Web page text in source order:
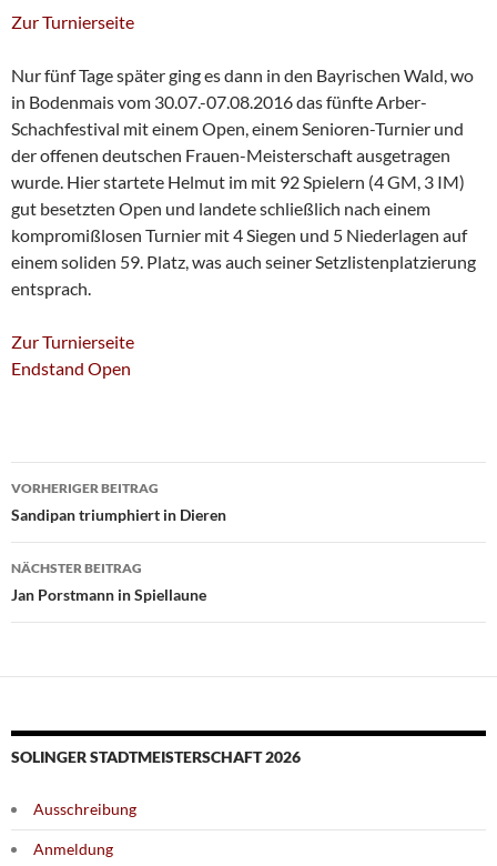
Zur Turnierseite
Nur fünf Tage später ging es dann in den Bayrischen Wald, wo
in Bodenmais vom 30.07.-07.08.2016 das fünfte Arber-
Schachfestival mit einem Open, einem Senioren-Turnier und
der offenen deutschen Frauen-Meisterschaft ausgetragen
wurde. Hier startete Helmut im mit 92 Spielern (4 GM, 3 IM)
gut besetzten Open und landete schließlich nach einem
kompromißlosen Turnier mit 4 Siegen und 5 Niederlagen auf
einem soliden 59. Platz, was auch seiner Setzlistenplatzierung
entsprach.
Zur Turnierseite
Endstand Open
Beitragsnavigation
VORHERIGER BEITRAG
Sandipan triumphiert in Dieren
NÄCHSTER BEITRAG
Jan Porstmann in Spiellaune
SOLINGER STADTMEISTERSCHAFT 2026
Ausschreibung
Anmeldung